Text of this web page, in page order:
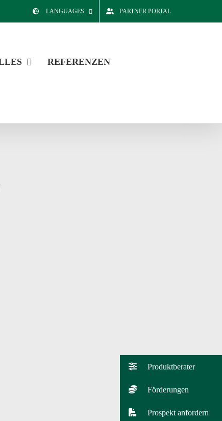
LANGUAGES PARTNER PORTAL
REFERENZEN
Produktberater
Förderungen
Prospekt anfordern